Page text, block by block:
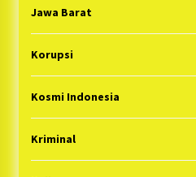
Jawa Barat
Korupsi
Kosmi Indonesia
Kriminal